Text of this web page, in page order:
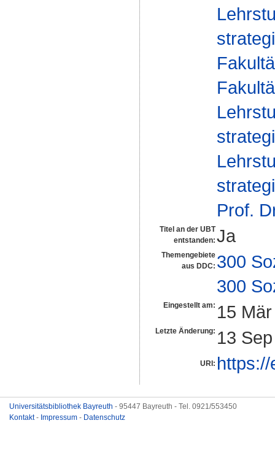
Prof.
Titel an der UBT
entstanden: Ja
Themengebiete
aus DDC: 300
300
Eingestellt am: 15
Letzte Änderung: 13
URI:
Universitätsbibliothek Bayreuth - 95447 Bayreuth - Tel. 0921/553450
Kontakt- Impressum - Datenschutz